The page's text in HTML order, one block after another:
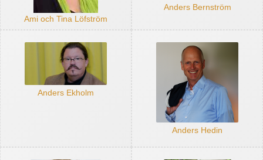
Ami och Tina Löfström
Anders Bernström
Anders Ekholm
Anders Hedin